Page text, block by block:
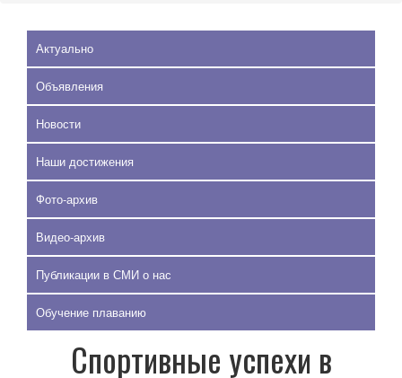
Актуально
Объявления
Новости
Наши достижения
Фото-архив
Видео-архив
Публикации в СМИ о нас
Обучение плаванию
Спортивные успехи в